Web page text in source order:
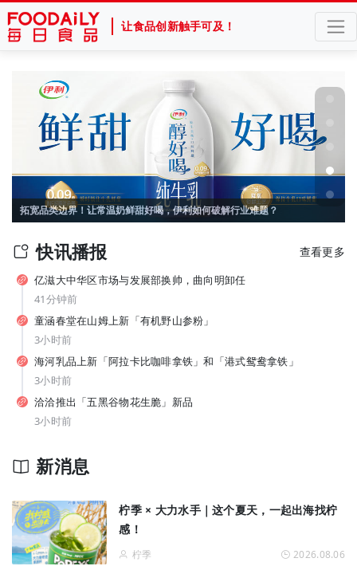
让食品创新触手可及！
拓宽品类边界！让常温奶鲜甜好喝，伊利如何破解行业难题？
近十年首次焕新！乐事为什么要把一颗土豆送上C位？
快讯播报 查看更多
亿滋大中华区市场与发展部换帅，曲向明卸任
41分钟前
童涵春堂在山姆上新「有机野山参粉」
3小时前
海河乳品上新「阿拉卡比咖啡拿铁」和「港式鸳鸯拿铁」
3小时前
洽洽推出「五黑谷物花生脆」新品
3小时前
新消息
柠季 × 大力水手｜这个夏天，一起出海找柠
感！
柠季 2026.08.06